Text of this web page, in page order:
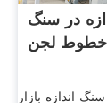
در سنگ
لجن
اندازه بازار